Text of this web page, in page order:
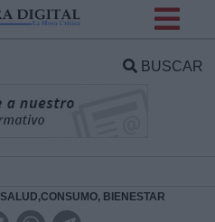
BUSCAR
SALUD,CONSUMO, BIENESTAR